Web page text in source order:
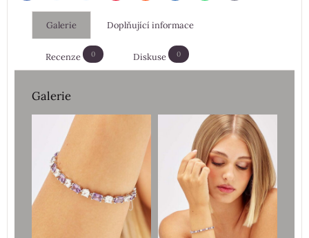
Galerie Doplňující informace
Recenze 0 Diskuse 0
Galerie